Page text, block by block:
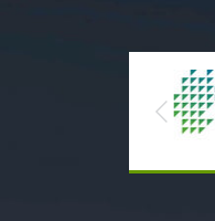
Previous